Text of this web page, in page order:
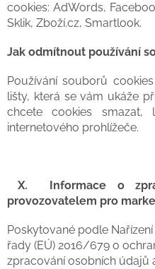
cookies: AdWords,
Sklik, Zboží.cz, Smartlook.
Jak odmítnout používání
Používání souborů
lišty, která se vám ukáže
chcete cookies smazat,
internetového prohlížeče.
X.
Informace o
provozovatelem pro
Poskytované podle
řady (EÚ) 2016/679 o
zpracování osobních údajů